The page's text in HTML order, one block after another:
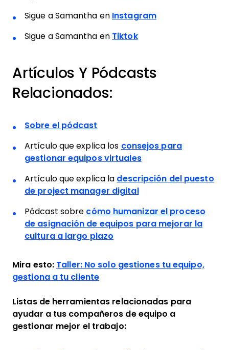
Sigue a Samantha en Instagram
Sigue a Samantha en Tiktok
Artículos Y Pódcasts
Relacionados:
Sobre el pódcast
Artículo que explica los consejos para
gestionar equipos virtuales
Artículo que explica la descripción del puesto
de project manager digital
Pódcast sobre cómo humanizar el proceso
de asignación de equipos para mejorar la
cultura a largo plazo
Mira esto: Taller: No solo gestiones tu equipo,
gestiona a tu cliente
Listas de herramientas relacionadas para
ayudar a tus compañeros de equipo a
gestionar mejor el trabajo: